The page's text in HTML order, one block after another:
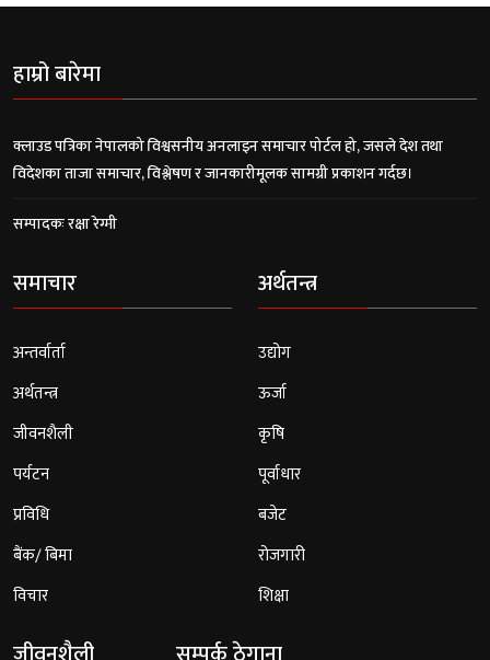
हाम्रो बारेमा
क्लाउड पत्रिका नेपालको विश्वसनीय अनलाइन समाचार पोर्टल हो, जसले देश तथा
विदेशका ताजा समाचार, विश्लेषण र जानकारीमूलक सामग्री प्रकाशन गर्दछ।
सम्पादकः रक्षा रेग्मी
समाचार
अन्तर्वार्ता
अर्थतन्त्र
जीवनशैली
पर्यटन
प्रविधि
बैंक/ बिमा
विचार
अर्थतन्त्र
उद्योग
ऊर्जा
कृषि
पूर्वाधार
बजेट
रोजगारी
शिक्षा